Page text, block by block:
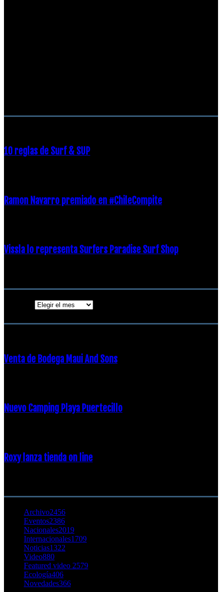
10 reglas de Surf & SUP
Ramon Navarro premiado en #ChileCompite
Vissla lo representa Surfers Paradise Surf Shop
Venta de Bodega Maui And Sons
Nuevo Camping Playa Puertecillo
Roxy lanza tienda on line
Archivo2456
Eventos2386
Nacionales2019
Internacionales1709
Noticias1322
Video880
Featured video 2579
Ecología406
Novedades366